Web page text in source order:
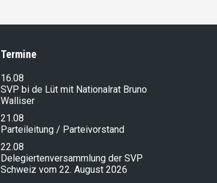
Termine
16.08
SVP bi de Lüt mit Nationalrat Bruno
Walliser
21.08
Parteileitung / Parteivorstand
22.08
Delegiertenversammlung der SVP
Schweiz vom 22. August 2026